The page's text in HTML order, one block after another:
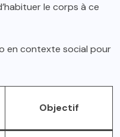
le corps à ce
en contexte social pour
Objectif